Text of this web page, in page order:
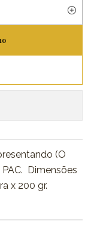
(O
Dimensões
x 200 gr.